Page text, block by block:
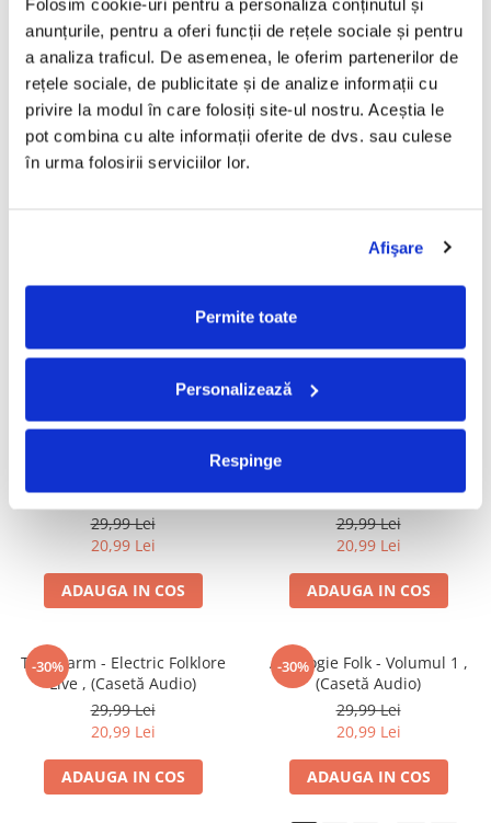
Folosim cookie-uri pentru a personaliza conținutul și
anunțurile, pentru a oferi funcții de rețele sociale și pentru
a analiza traficul. De asemenea, le oferim partenerilor de
rețele sociale, de publicitate și de analize informații cu
privire la modul în care folosiți site-ul nostru. Aceștia le
pot combina cu alte informații oferite de dvs. sau culese
în urma folosirii serviciilor lor.
Afişare
Permite toate
Personalizează
Respinge
ADAUGA IN COS ADAUGA IN COS
-30%
10,000 Maniacs - Blind Man's
Zoo , (Casetă Audio)
29,99 Lei
20,99 Lei
-30%
Holograf - Supersonic, (Casetă
The Trash Can Sinatras - A
Happy Pocket, (Casetă Audio)
20,99 Lei
Gin Blossoms - New Miserable
Experience , (Casetă Audio)
20,99 Lei
ADAUGA IN COS
Con Te , (Casetă Audio)
29,99 Lei
20,99 Lei
ADAUGA IN COS
Landlady , (Casetă Audio)
29,99 Lei
20,99 Lei
ADAUGA IN COS
-30%
The Alarm - Electric Folklore
Live , (Casetă Audio)
29,99 Lei
20,99 Lei
ADAUGA IN COS
-30%
Antologie Folk - Volumul 1 ,
(Casetă Audio)
29,99 Lei
20,99 Lei
ADAUGA IN COS